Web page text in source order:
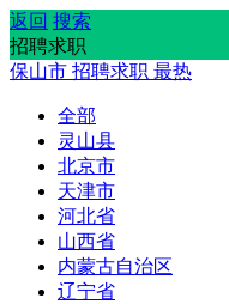
返回 搜索
招聘求职
保山市 招聘求职 最热
全部
灵山县
北京市
天津市
河北省
山西省
内蒙古自治区
辽宁省